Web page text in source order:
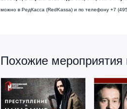
можно в РедКасса (RedKassa) и по телефону +7
Похожие мероприятия